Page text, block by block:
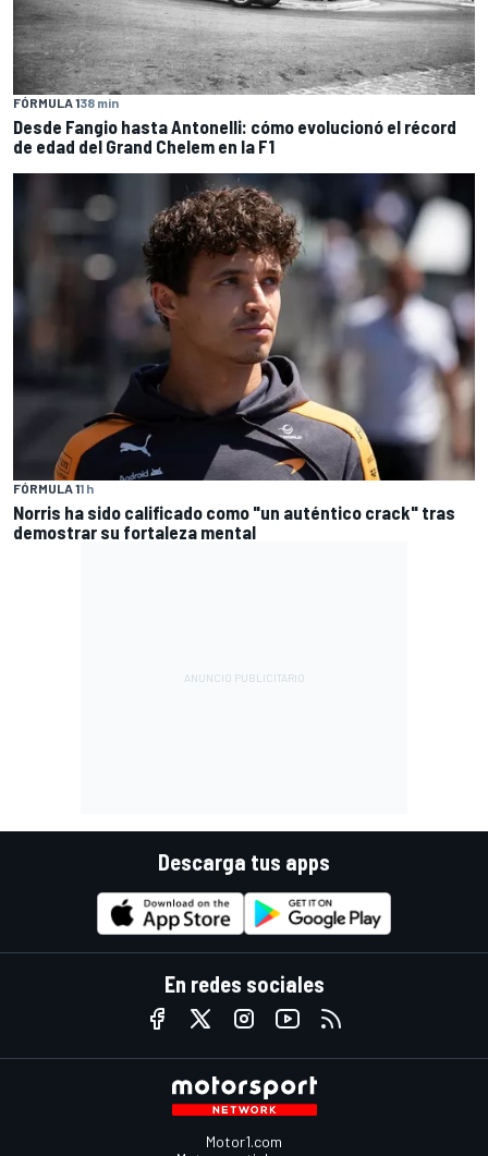
FÓRMULA 138 min
Desde Fangio hasta Antonelli: cómo evolucionó el récord
de edad del Grand Chelem en la F1
FÓRMULA 11 h
Norris ha sido calificado como "un auténtico crack" tras
demostrar su fortaleza mental
Descarga tus apps
En redes sociales
Motor1.com